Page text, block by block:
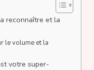
reconnaître et la
le volume et la
votre super-